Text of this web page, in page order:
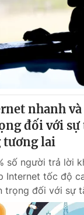
nhanh
đối với
lai
số người trả lời
Internet tốc độ
trọng đối với sự